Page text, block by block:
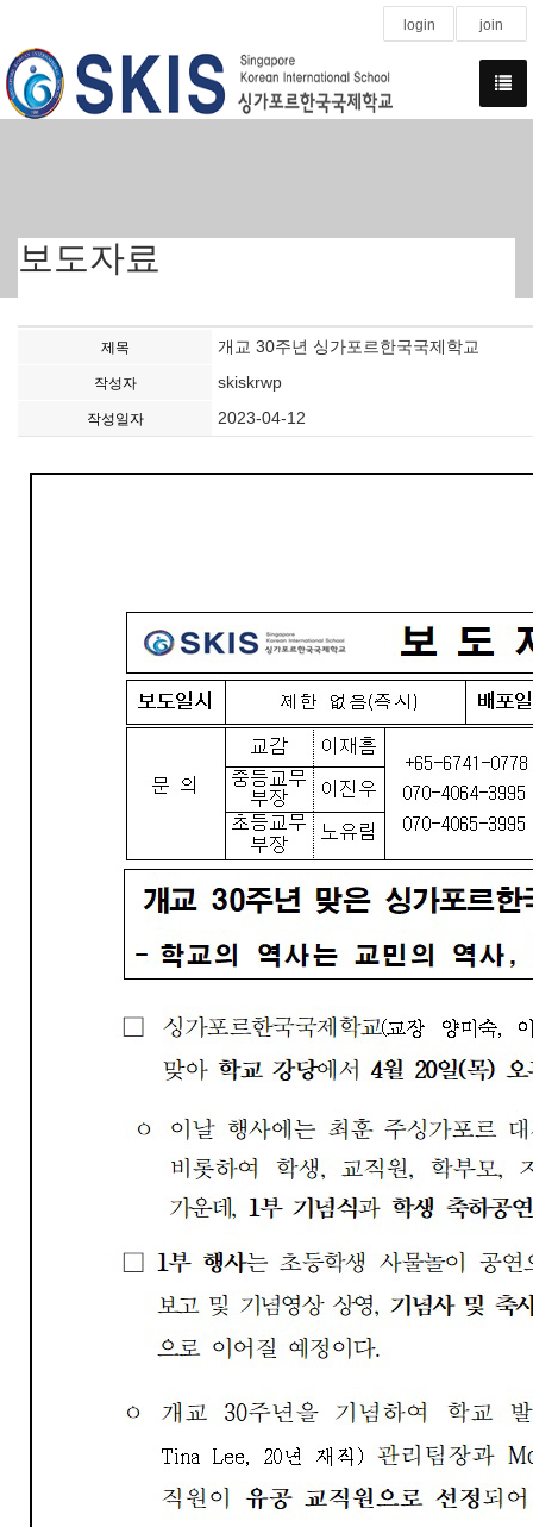
login join
보도자료
제목 개교 30주년 싱가포르한국국제학교
작성자 skiskrwp
작성일자 2023-04-12